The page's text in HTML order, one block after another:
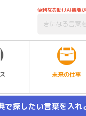
便利なお助けAI機能
未来の仕事
で探したい言葉を入れ